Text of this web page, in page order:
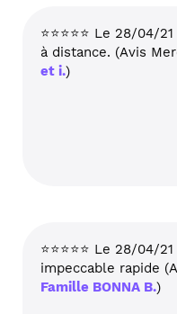
⭐⭐⭐⭐⭐ Le 28/
à distance. (Avis
et i.)
⭐⭐⭐⭐⭐ Le 28/04/
impeccable rapide
Famille BONNA B.)